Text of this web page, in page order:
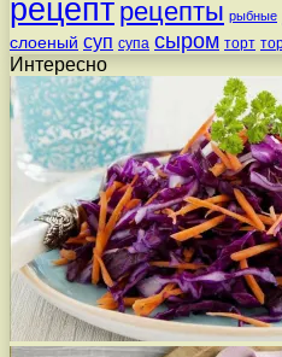
рецепт рецепты рыбные
слоеный суп супа сыром торт
Интересно